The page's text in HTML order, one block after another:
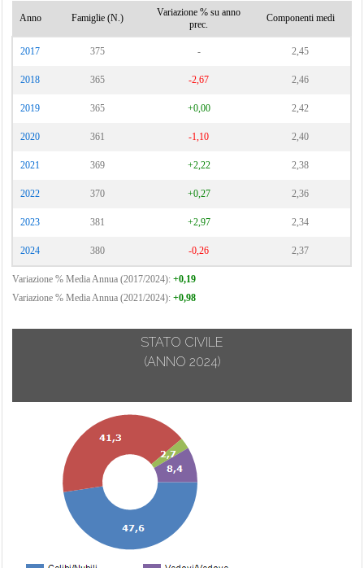
Anno Famiglie (N.)
Variazione % su anno
prec.
Componenti medi
2017 375 - 2,45
2018 365 -2,67 2,46
2019 365 +0,00 2,42
2020 361 -1,10 2,40
2021 369 +2,22 2,38
2022 370 +0,27 2,36
2023 381 +2,97 2,34
2024 380 -0,26 2,37
Variazione % Media Annua (2017/2024): +0,19
Variazione % Media Annua (2021/2024): +0,98
STATO CIVILE
(ANNO 2024)